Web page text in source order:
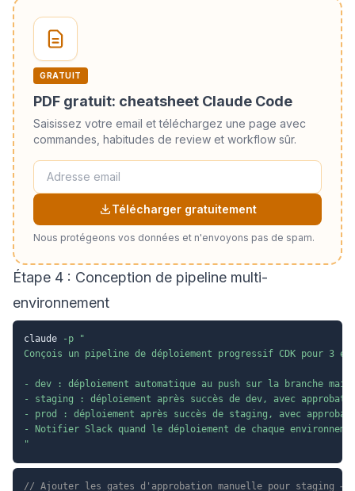
GRATUIT
PDF gratuit: cheatsheet Claude Code
Saisissez votre email et téléchargez une page avec
commandes, habitudes de review et workflow sûr.
Télécharger gratuitement
Nous protégeons vos données et n'envoyons pas de spam.
Étape 4 : Conception de pipeline multi-
environnement
claude -p
"
Conçois un pipeline de déploiement progressif CDK pour 3
- dev : déploiement automatique au push sur la branche main
- staging : déploiement après succès de dev, avec
- prod : déploiement après succès de staging, avec
- Notifier Slack quand le déploiement de chaque
"
// Ajouter les gates d'approbation manuelle pour staging →